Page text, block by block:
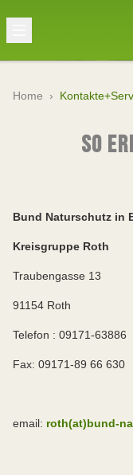
Home ›
SO
Bund Naturschutz in
Kreisgruppe Roth
Traubengasse 13
91154 Roth
Telefon : 09171-63886
Fax: 09171-89 66 630
email: roth(at)bund-